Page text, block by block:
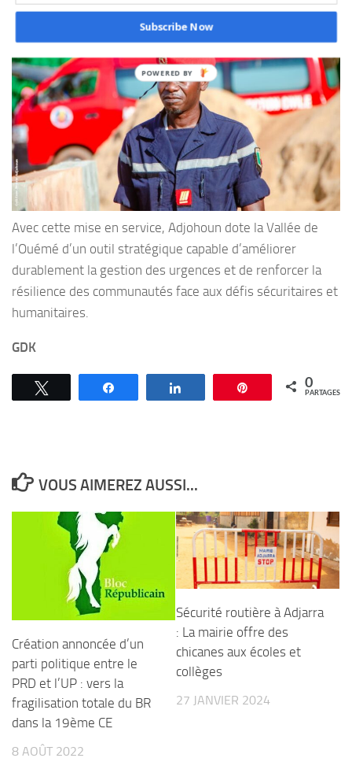
Avec cette mise en service, Adjohoun dote la Vallée de
l’Ouémé d’un outil stratégique capable d’améliorer
durablement la gestion des urgences et de renforcer la
résilience des communautés face aux défis sécuritaires et
humanitaires.
GDK
Épingle 0
PARTAGES
VOUS AIMEREZ AUSSI...
Création annoncée d’un
parti politique entre le
PRD et l’UP : vers la
fragilisation totale du BR
dans la 19ème CE
8 AOÛT 2022
Sécurité routière à Adjarra
: La mairie offre des
chicanes aux écoles et
collèges
27 JANVIER 2024
Subscribe Now